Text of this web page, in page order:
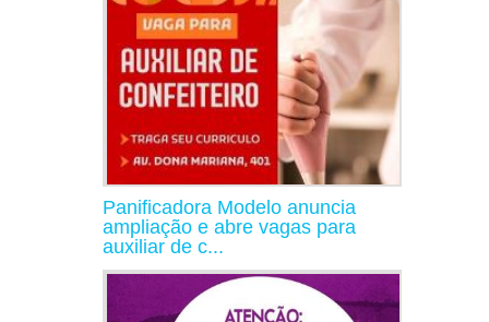
Panificadora Modelo anuncia
ampliação e abre vagas para
auxiliar de c...